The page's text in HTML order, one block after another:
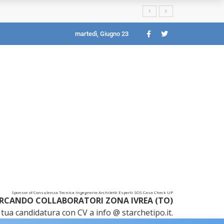
martedì, Giugno 23
Sponsor of Consulenza Tecnica Ingegnerie Architetti Esperti SOS Casa Check UP
COLLABORATORI ZONA IVREA (TO)
candidatura con CV a info @ starchetipo.it.